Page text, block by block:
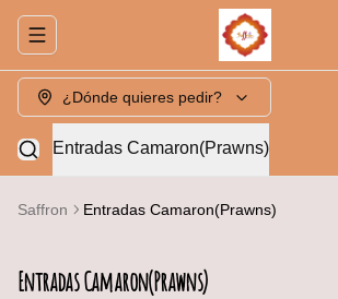
Abrir menu de navegación
¿Dónde quieres pedir?
Entradas Camaron(Prawns)
Saffron Entradas Camaron(Prawns)
Entradas Camaron(Prawns)